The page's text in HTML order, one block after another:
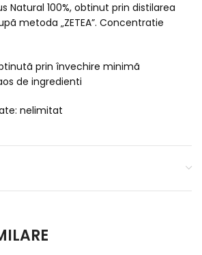
Natural 100%, obtinut prin distilarea
metoda „ZETEA”. Concentratie
prin învechire minimã
de ingredienti
nelimitat